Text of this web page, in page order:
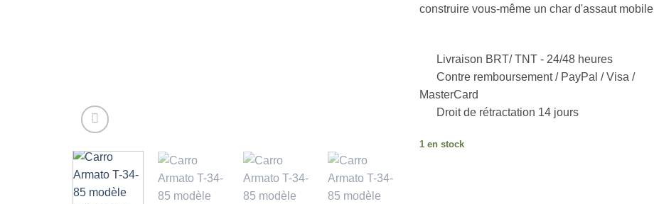
construire vous-même un char d'assaut mobile
Livraison BRT/ TNT -24/48 heures
Contre remboursement / PayPal / Visa /
MasterCard
Droit de rétractation 14 jours
1 en stock